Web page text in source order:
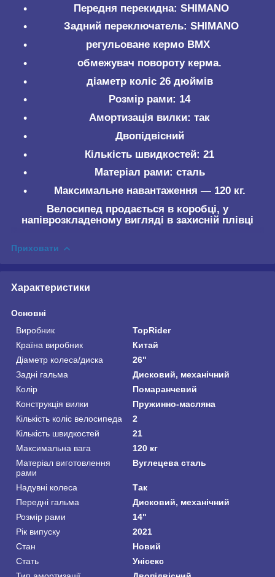
Передня перекидна: SHIMANO
Задний переключатель: SHIMANО
регульоване кермо BMX
обмежувач повороту керма.
діаметр коліс 26 дюймів
Розмір рами: 14
Амортизація вилки: так
Двопідвісний
Кількість швидкостей: 21
Матеріал рами: сталь
Максимальне навантаження — 120 кг.
Велосипед продається в коробці, у
напіврозкладеному вигляді в захисній плівці
Приховати
Характеристики
Основні
Виробник
TopRider
Країна виробник
Китай
Діаметр колеса/диска
26"
Задні гальма
Дисковий, механічний
Колір
Помаранчевий
Конструкція вилки
Пружинно-масляна
Кількість коліс велосипеда
2
Кількість швидкостей
21
Максимальна вага
120 кг
Матеріал виготовлення
рами
Вуглецева сталь
Надувні колеса
Так
Передні гальма
Дисковий, механічний
Розмір рами
14"
Рік випуску
2021
Стан
Новий
Стать
Унісекс